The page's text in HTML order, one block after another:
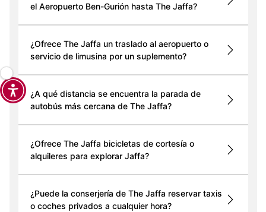
el Aeropuerto Ben-Gurión hasta The Jaffa?
¿Ofrece The Jaffa un traslado al aeropuerto o
servicio de limusina por un suplemento?
¿A qué distancia se encuentra la parada de
autobús más cercana de The Jaffa?
¿Ofrece The Jaffa bicicletas de cortesía o
alquileres para explorar Jaffa?
¿Puede la conserjería de The Jaffa reservar taxis
o coches privados a cualquier hora?